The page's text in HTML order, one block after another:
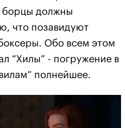
борцы должны
что позавидуют
Обо всем этом
“Хилы” - погружение в
полнейшее.